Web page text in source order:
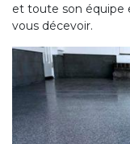
et toute son équipe
vous décevoir.